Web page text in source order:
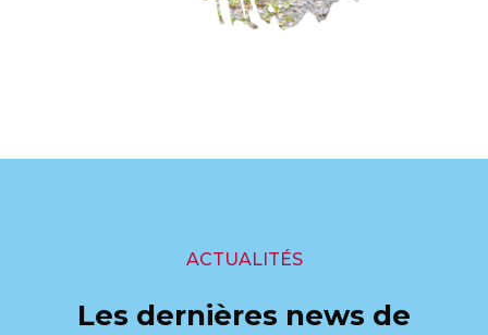
ACTUALITÉS
Les dernières news de